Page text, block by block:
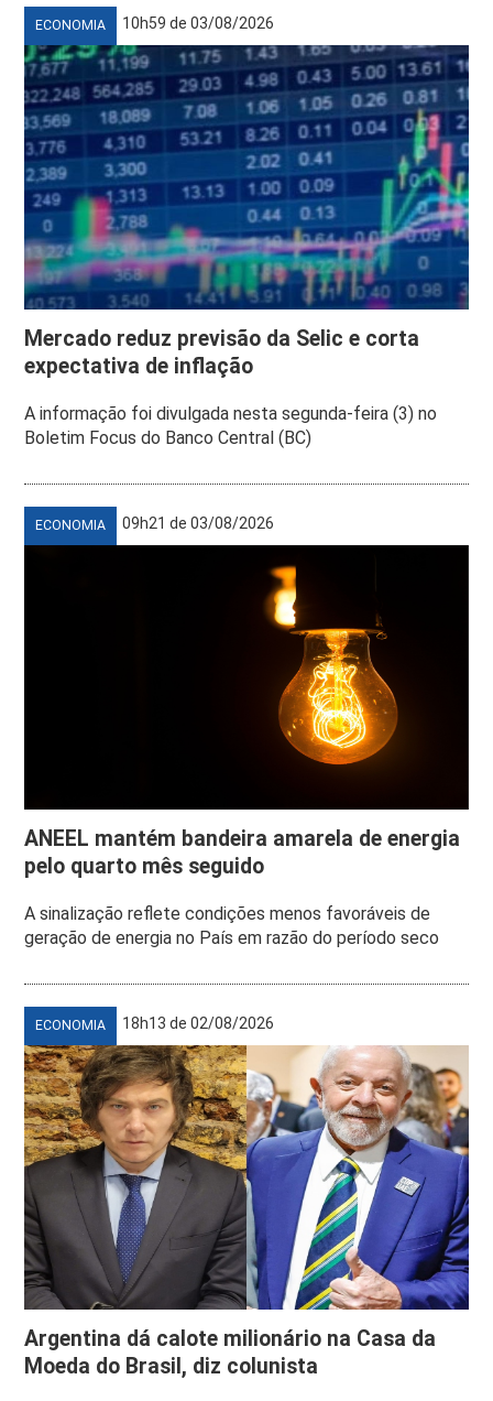
ECONOMIA 10h59 de 03/08/2026
Mercado reduz previsão da Selic e corta
expectativa de inflação
A informação foi divulgada nesta segunda-feira (3) no
Boletim Focus do Banco Central (BC)
ECONOMIA 09h21 de 03/08/2026
ANEEL mantém bandeira amarela de energia
pelo quarto mês seguido
A sinalização reflete condições menos favoráveis de
geração de energia no País em razão do período seco
ECONOMIA 18h13 de 02/08/2026
Argentina dá calote milionário na Casa da
Moeda do Brasil, diz colunista